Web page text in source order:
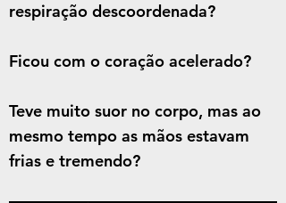
respiração descoordenada?
Ficou com o coração acelerado?
Teve muito suor no corpo, mas ao
mesmo tempo as mãos estavam
frias e tremendo?